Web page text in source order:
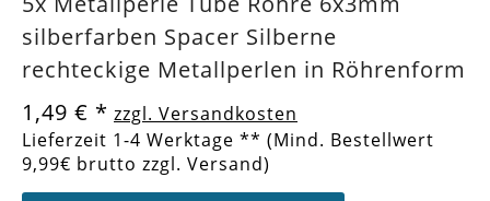
silberfarben Spacer Silberne
rechteckige Metallperlen in Röhrenform
1,49 € * zzgl. Versandkosten
Lieferzeit 1-4 Werktage ** (Mind. Bestellwert
9,99€ brutto zzgl. Versand)